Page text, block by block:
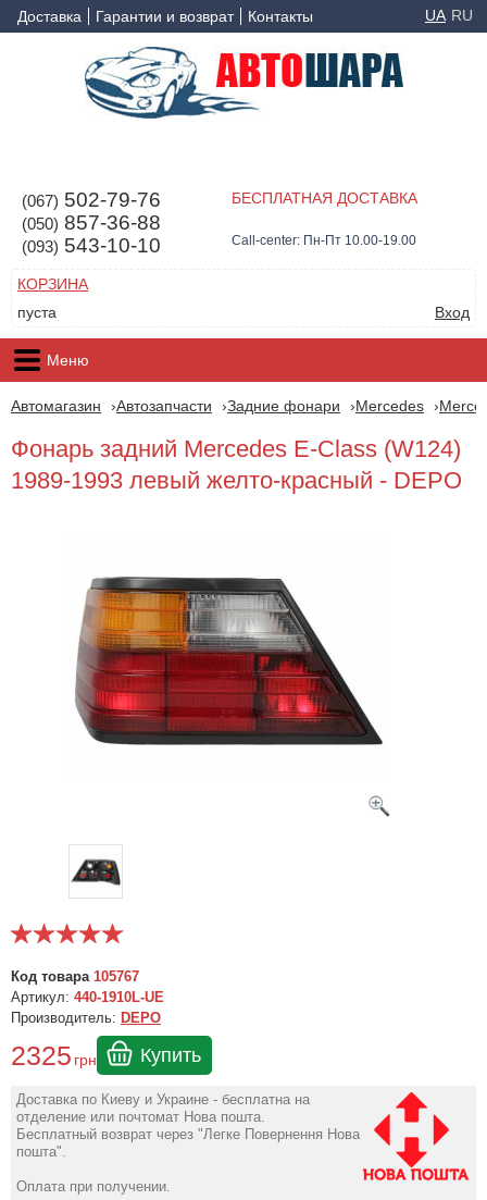
Доставка Гарантии и возврат Контакты UA RU
(067) 502-79-76
(050) 857-36-88
(093) 543-10-10
БЕСПЛАТНАЯ ДОСТАВКА
Call-center: Пн-Пт 10.00-19.00
КОРЗИНА
пуста
Вход
Меню
Автомагазин Автозапчасти Задние фонари Mercedes
Фонарь задний Mercedes E-Class (W124)
1989-1993 левый желто-красный - DEPO
Код товара 105767
Артикул: 440-1910L-UE
Производитель: DEPO
2325 грн Купить
Доставка по Киеву и Украине - бесплатна на
отделение или почтомат Нова пошта.
Бесплатный возврат через "Легке Повернення Нова
пошта".
Оплата при получении.